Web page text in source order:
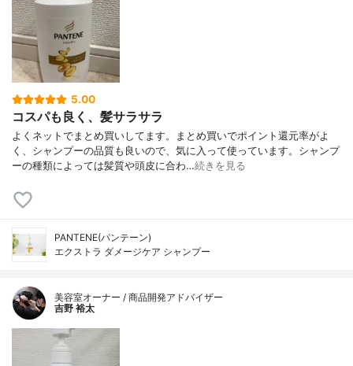
5.00
コスパも良く、髪サラサラ
よくネットでまとめ買いしてます。まとめ買いでポイント還元率がよ
く、シャンプーの品質も良いので、気に入って使っています。シャンプ
ーの種類によっては髪質や頭皮に合わ…続きを見る
PANTENE(パンテーン)
エクストラ ダメージケア シャンプー
美容室オーナー / 商品開発アドバイザー
吉野 裕太